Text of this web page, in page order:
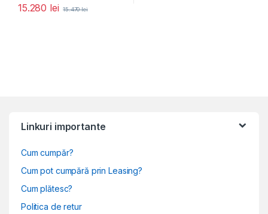
15.280 lei 15.470lei
Linkuri importante
Cum cumpăr?
Cum pot cumpără prin Leasing?
Cum plătesc?
Politica de retur